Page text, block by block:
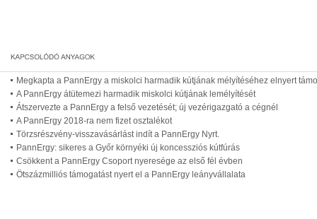
Megkapta a PannErgy a miskolci harmadik kútjának mélyítéséhez elnyert
A PannErgy átütemezi harmadik miskolci kútjának lemélyítését
Átszervezte a PannErgy a felső vezetését; új vezérigazgató a cégnél
A PannErgy 2018-ra nem fizet osztalékot
Törzsrészvény-visszavásárlást indít a PannErgy Nyrt.
PannErgy: sikeres a Győr környéki új koncessziós kútfúrás
Csökkent a PannErgy Csoport nyeresége az első fél évben
Ötszázmilliós támogatást nyert el a PannErgy leányvállalata